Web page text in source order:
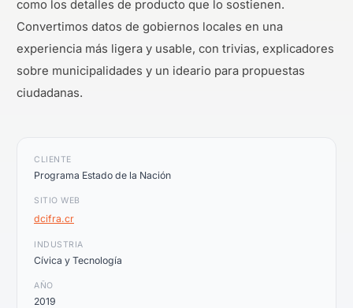
como los detalles de producto que lo sostienen.
Convertimos datos de gobiernos locales en una
experiencia más ligera y usable, con trivias, explicadores
sobre municipalidades y un ideario para propuestas
ciudadanas.
CLIENTE
Programa Estado de la Nación
SITIO WEB
dcifra.cr
INDUSTRIA
Cívica y Tecnología
AÑO
2019